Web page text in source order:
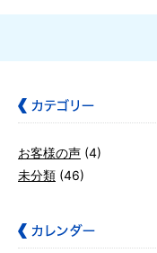
お客様の声 (4)
未分類 (46)